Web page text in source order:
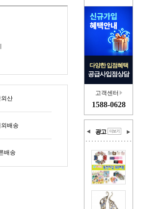
다양한 입점혜택
공급사입점상담
고객센터
1588-0628
광고
외산
배송
배송